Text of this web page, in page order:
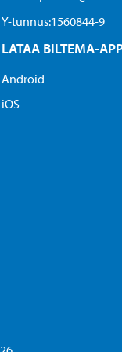
Y-tunnus:1560844-9
LATAA BILTEMA-
Android
iOS